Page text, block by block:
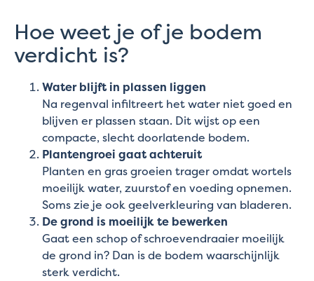
Hoe weet je of je bodem
verdicht is?
Water blijft in plassen liggen
Na regenval infiltreert het water niet goed en
blijven er plassen staan. Dit wijst op een
compacte, slecht doorlatende bodem.
Plantengroei gaat achteruit
Planten en gras groeien trager omdat wortels
moeilijk water, zuurstof en voeding opnemen.
Soms zie je ook geelverkleuring van bladeren.
De grond is moeilijk te bewerken
Gaat een schop of schroevendraaier moeilijk
de grond in? Dan is de bodem waarschijnlijk
sterk verdicht.